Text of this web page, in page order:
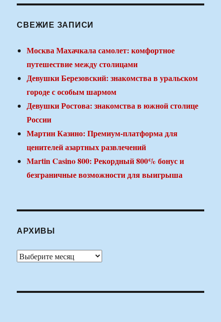
СВЕЖИЕ ЗАПИСИ
Москва Махачкала самолет: комфортное
путешествие между столицами
Девушки Березовский: знакомства в уральском
городе с особым шармом
Девушки Ростова: знакомства в южной столице
России
Мартин Казино: Премиум-платформа для
ценителей азартных развлечений
Martin Casino 800: Рекордный 800% бонус и
безграничные возможности для выигрыша
АРХИВЫ
Архивы